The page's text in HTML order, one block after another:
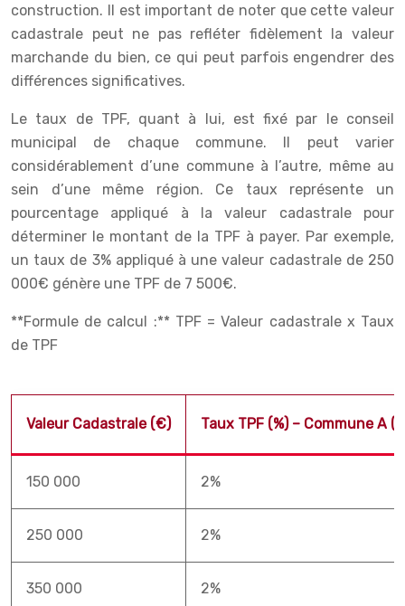
construction. Il est important de noter que cette valeur
cadastrale peut ne pas refléter fidèlement la valeur
marchande du bien, ce qui peut parfois engendrer des
différences significatives.
Le taux de TPF, quant à lui, est fixé par le conseil
municipal de chaque commune. Il peut varier
considérablement d’une commune à l’autre, même au
sein d’une même région. Ce taux représente un
pourcentage appliqué à la valeur cadastrale pour
déterminer le montant de la TPF à payer. Par exemple,
un taux de 3% appliqué à une valeur cadastrale de 250
000€ génère une TPF de 7 500€.
**Formule de calcul :** TPF = Valeur cadastrale x Taux
de TPF
Valeur Cadastrale (€) Taux TPF (%) – Commune A
150 000 2%
250 000 2%
350 000 2%